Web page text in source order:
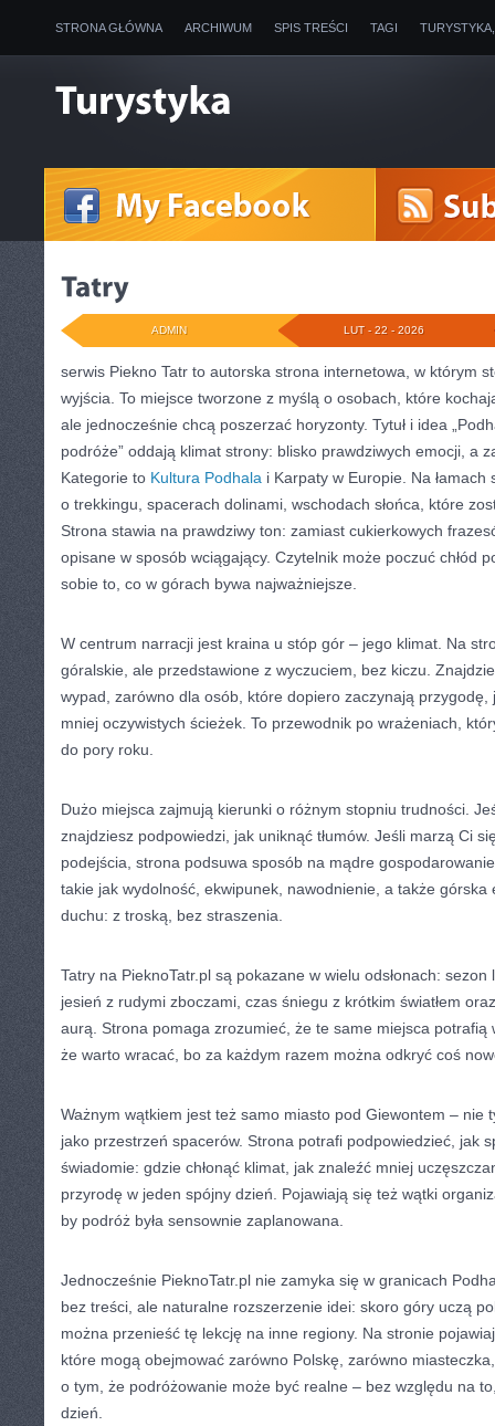
STRONA GŁÓWNA ARCHIWUM SPIS TREŚCI TAGI
LUT - 22 - 2026
ADMIN
serwis Piekno Tatr to autorska strona internetowa, w którym
wyjścia. To miejsce tworzone z myślą o osobach, które
ale jednocześnie chcą poszerzać horyzonty. Tytuł i idea
podróże” oddają klimat strony: blisko prawdziwych emocji, a
Kategorie to Kultura Podhala i Karpaty w Europie. Na
o trekkingu, spacerach dolinami, wschodach słońca, które
Strona stawia na prawdziwy ton: zamiast cukierkowych
opisane w sposób wciągający. Czytelnik może poczuć chłód
sobie to, co w górach bywa najważniejsze.
W centrum narracji jest kraina u stóp gór – jego klimat. Na
góralskie, ale przedstawione z wyczuciem, bez kiczu.
wypad, zarówno dla osób, które dopiero zaczynają przygodę,
mniej oczywistych ścieżek. To przewodnik po wrażeniach,
do pory roku.
Dużo miejsca zajmują kierunki o różnym stopniu trudności.
znajdziesz podpowiedzi, jak uniknąć tłumów. Jeśli marzą Ci
podejścia, strona podsuwa sposób na mądre
takie jak wydolność, ekwipunek, nawodnienie, a także górska
duchu: z troską, bez straszenia.
Tatry na PieknoTatr.pl są pokazane w wielu odsłonach: sezon
jesień z rudymi zboczami, czas śniegu z krótkim światłem
aurą. Strona pomaga zrozumieć, że te same miejsca potrafią
że warto wracać, bo za każdym razem można odkryć coś
Ważnym wątkiem jest też samo miasto pod Giewontem – nie
jako przestrzeń spacerów. Strona potrafi podpowiedzieć, jak
świadomie: gdzie chłonąć klimat, jak znaleźć mniej
przyrodę w jeden spójny dzień. Pojawiają się też wątki
by podróż była sensownie zaplanowana.
Jednocześnie PieknoTatr.pl nie zamyka się w granicach
bez treści, ale naturalne rozszerzenie idei: skoro góry uczą
można przenieść tę lekcję na inne regiony. Na stronie
które mogą obejmować zarówno Polskę, zarówno
o tym, że podróżowanie może być realne – bez względu na
dzień.